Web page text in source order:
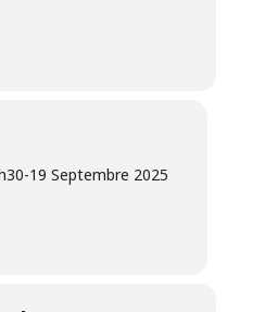
entretenir la lame ?
professionnels
du fauchage extensif ;
des coûts ;
et sécurité ;
-19 Septembre 2025